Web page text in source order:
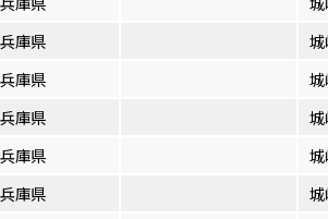
兵庫県
兵庫県
兵庫県
兵庫県
兵庫県